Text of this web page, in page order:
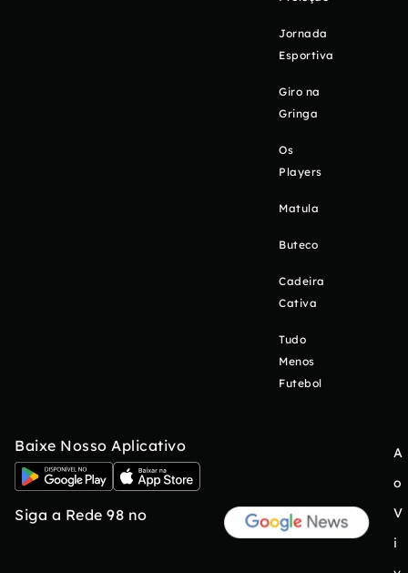
Jornada
Esportiva
Giro na
Gringa
Os
Players
Matula
Buteco
Cadeira
Cativa
Tudo
Menos
Futebol
Baixe Nosso Aplicativo
Siga a Rede 98 no
A
o
V
i